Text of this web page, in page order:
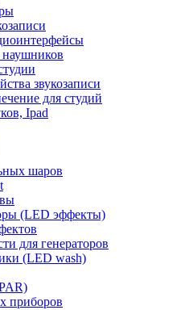
наушников
звукозаписи
для студий
Ipad
шаров
(LED эффекты)
для генераторов
(LED wash)
приборов